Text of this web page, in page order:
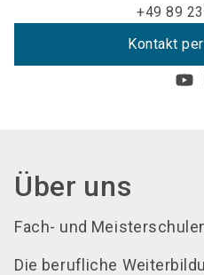
+49 89
Kontakt
Über uns
Fach- und
Die berufliche